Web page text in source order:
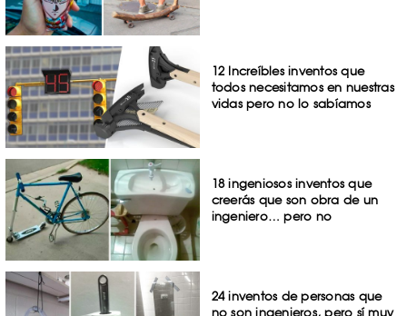
12 Increíbles inventos que
todos necesitamos en nuestras
vidas pero no lo sabíamos
18 ingeniosos inventos que
creerás que son obra de un
ingeniero… pero no
24 inventos de personas que
no son ingenieros, pero sí muy